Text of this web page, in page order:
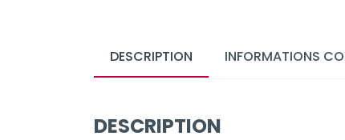
DESCRIPTION INFORMATIONS
DESCRIPTION